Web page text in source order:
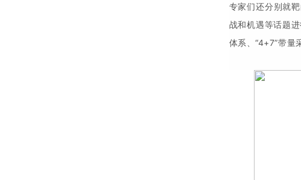
专家们还分别就
战和机遇等话题
体系、“4+7”带量